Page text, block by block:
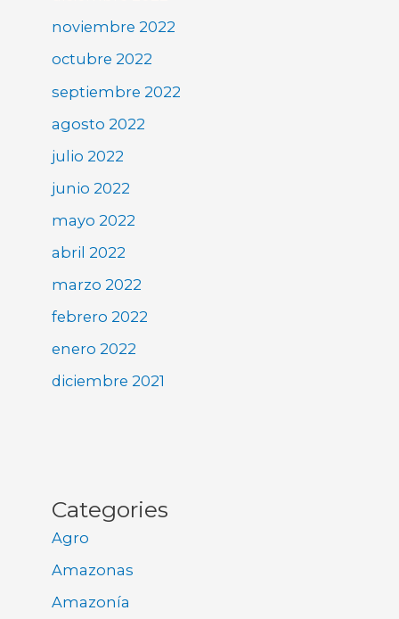
noviembre 2022
octubre 2022
septiembre 2022
agosto 2022
julio 2022
junio 2022
mayo 2022
abril 2022
marzo 2022
febrero 2022
enero 2022
diciembre 2021
Categories
Agro
Amazonas
Amazonía